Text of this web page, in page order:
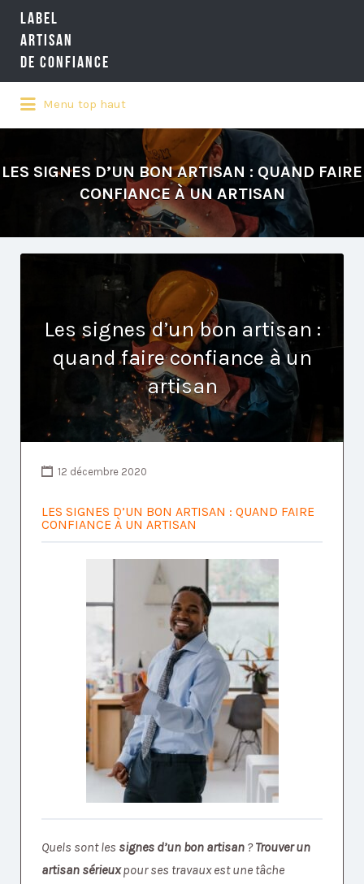
LABEL
ARTISAN
DE CONFIANCE
LA RÉFÉRENCE QUALITÉ NATIONALE
DE L'ARTISANAT
Rechercher:
Menu top haut
LES SIGNES D’UN BON ARTISAN : QUAND FAIRE
CONFIANCE À UN ARTISAN
Les signes d’un bon artisan :
quand faire confiance à un
artisan
12 décembre 2020
LES SIGNES D’UN BON ARTISAN : QUAND FAIRE
CONFIANCE À UN ARTISAN
Quels sont les signes d’un bon artisan ?Trouver un
artisan sérieuxpour ses travaux est une tâche